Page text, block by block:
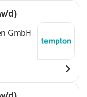
d)
GmbH